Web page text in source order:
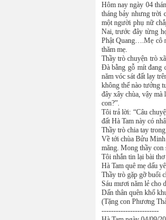
Hôm nay ngày 04
tháng bảy nhưng trời
một người phụ nữ
Nai, trước đây từng
Phật Quang….Mẹ cô
thăm mẹ.
Thầy trò chuyện trò
Đà bằng gỗ mít đang
năm vóc sát đất lạy
không thể nào tưởng
đây xây chùa, vậy mà
con?”.
Tôi trả lời: “Câu
đất Hà Tam này có
Thầy trò chia tay
Về tới chùa Bửu Minh
măng. Mong thầy con
Tôi nhắn tin lại bài thơ
Hà Tam quê mẹ dấu
Thầy trò gặp gỡ buổi
Sáu mươi năm lẻ cho
Dấn thân quên khổ
(Tặng con Phương
------------------------